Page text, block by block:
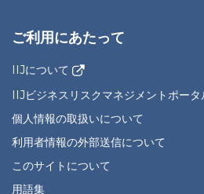
ご利用にあたって
IIJについて
IIJビジネスリスクマネジメントポー
個人情報の取扱いについて
利用者情報の外部送信について
このサイトについて
用語集